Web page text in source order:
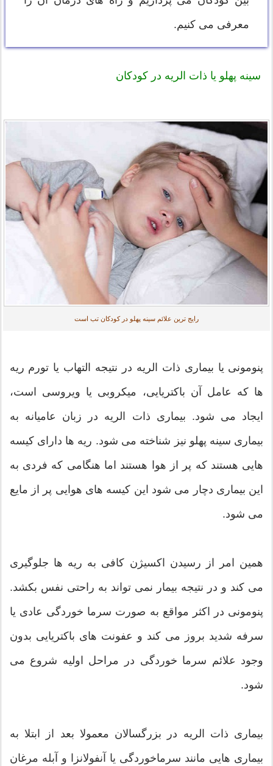
معرفی می کنیم.
سینه پهلو یا ذات الریه در کودکان
رایج ترین علائم سینه پهلو در کودکان تب است
پنومونی یا بیماری ذات الریه در نتیجه التهاب یا تورم ریه
ها که عامل آن باکتریایی، میکروبی یا ویروسی است،
ایجاد می شود. بیماری ذات الریه در زبان عامیانه به
بیماری سینه پهلو نیز شناخته می شود. ریه ها دارای کیسه
هایی هستند که پر از هوا هستند اما هنگامی که فردی به
این بیماری دچار می شود این کیسه های هوایی پر از مایع
می شود.
همین امر از رسیدن اکسیژن کافی به ریه ها جلوگیری
می کند و در نتیجه بیمار نمی تواند به راحتی نفس بکشد.
پنومونی در اکثر مواقع به صورت سرما خوردگی عادی یا
سرفه شدید بروز می کند و عفونت های باکتریایی بدون
وجود علائم سرما خوردگی در مراحل اولیه شروع می
شود.
بیماری ذات الریه در بزرگسالان معمولا بعد از ابتلا به
بیماری هایی مانند سرماخوردگی یا آنفولانزا و آبله مرغان